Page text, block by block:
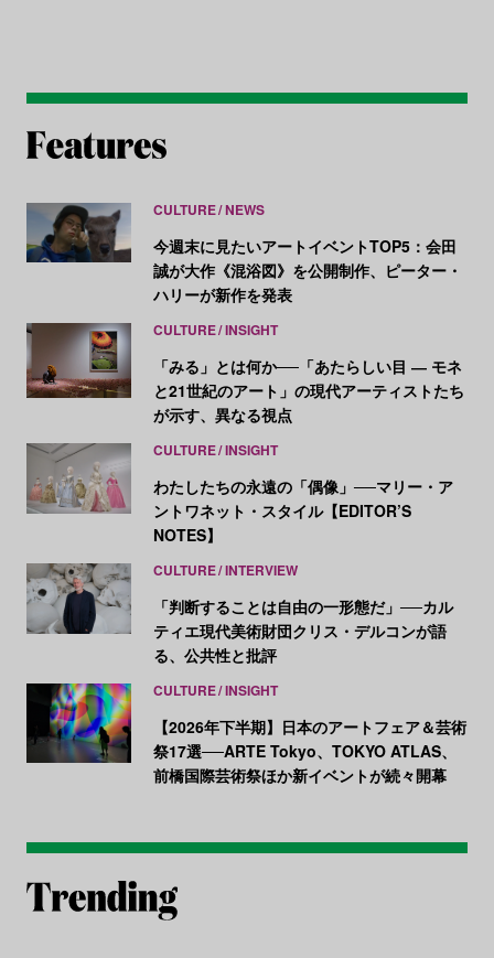
CULTURE NEWS
今週末に見たいアートイベントTOP5：会田
誠が大作《混浴図》を公開制作、ピーター・
ハリーが新作を発表
CULTURE INSIGHT
「みる」とは何か──「あたらしい目 ― モネ
と21世紀のアート」の現代アーティストたち
が示す、異なる視点
CULTURE INSIGHT
わたしたちの永遠の「偶像」──マリー・ア
ントワネット・スタイル【EDITOR’S
NOTES】
CULTURE INTERVIEW
「判断することは自由の一形態だ」──カル
ティエ現代美術財団クリス・デルコンが語
る、公共性と批評
CULTURE INSIGHT
【2026年下半期】日本のアートフェア＆芸術
祭17選──ARTE Tokyo、TOKYO ATLAS、
前橋国際芸術祭ほか新イベントが続々開幕